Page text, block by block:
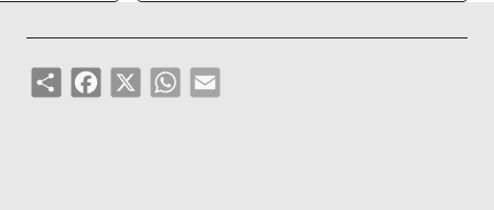
Share
Facebook X
WhatsApp Email